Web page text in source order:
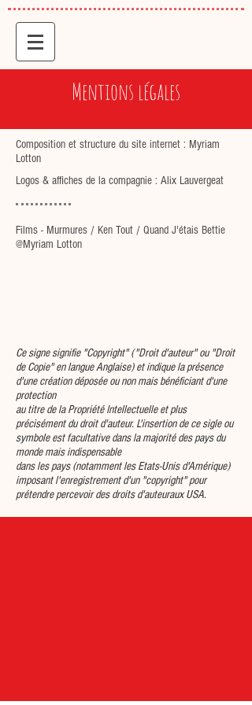
Mentions légales
Composition et structure du site internet : Myriam
Lotton
Logos & affiches de la compagnie : Alix Lauvergeat
Films - Murmures / Ken Tout / Quand J'étais Bettie
@Myriam Lotton
Ce signe signifie "Copyright" ("Droit d'auteur" ou "Droit
de Copie" en langue Anglaise) et indique la présence
d'une création déposée ou non mais bénéficiant d'une
protection
au titre de la Propriété Intellectuelle et plus
précisément du droit d'auteur. L'insertion de ce sigle ou
symbole est facultative dans la majorité des pays du
monde mais indispensable
dans les pays (notamment les Etats-Unis d'Amérique)
imposant l'enregistrement d'un "copyright" pour
prétendre percevoir des droits d'auteuraux USA.